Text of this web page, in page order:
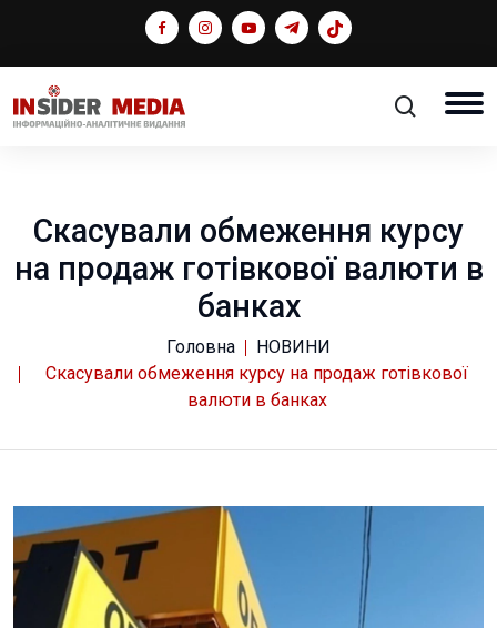
Скасували обмеження курсу
на продаж готівкової валюти в
банках
Головна
НОВИНИ
Скасували обмеження курсу на продаж готівкової
валюти в банках